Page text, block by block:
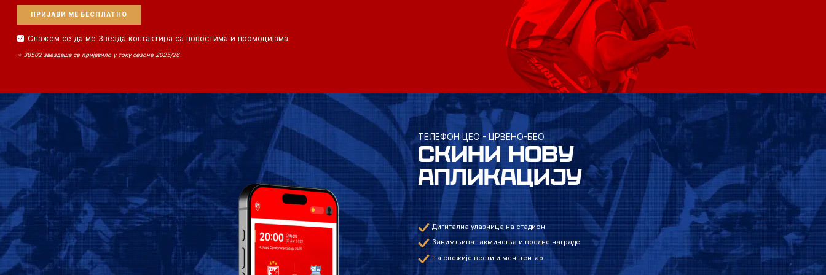
Слажем се да ме Звезда контактира са новостима и промоцијама
⭐ 38502 звездаша се пријавило у току сезоне 2025/26
ТЕЛЕФОН ЦЕО - ЦРВЕНО-БЕО
СКИНИ НОВУ
АПЛИКАЦИЈУ
Дигитална улазница на стадион
Занимљива такмичења и вредне награде
Најсвежије вести и меч центар